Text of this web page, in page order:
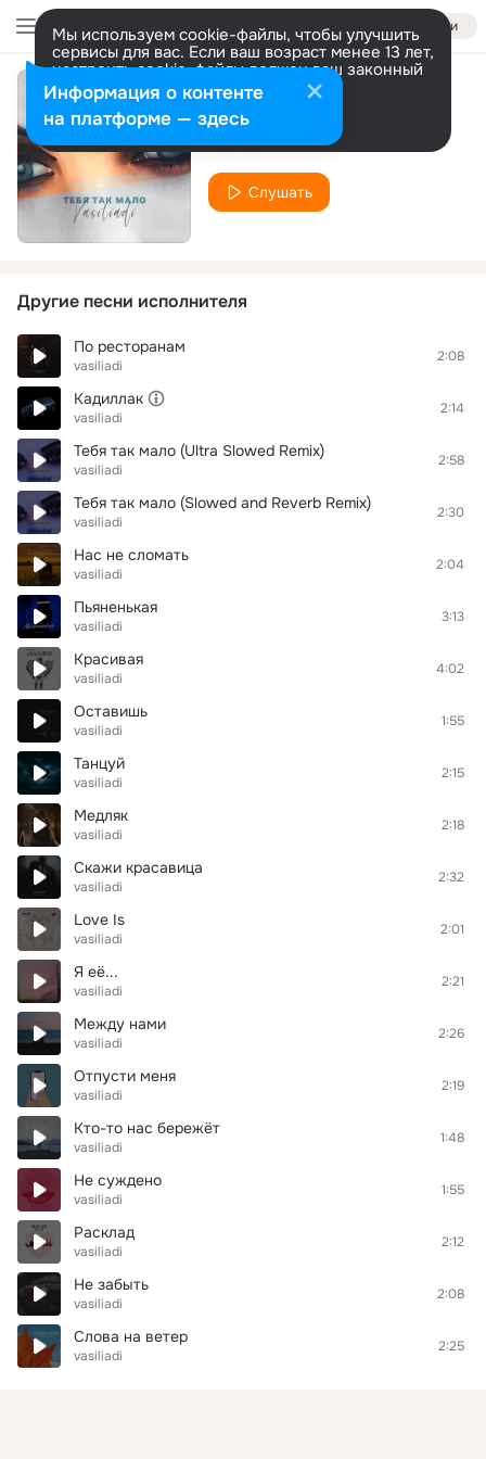
Войти
Мы используем cookie-файлы, чтобы улучшить
сервисы для вас. Если ваш возраст менее 13 лет,
настроить cookie-файлы должен ваш законный
представитель. Больше информации
Разрешить все Настроить
Тебя так мало
vasiliadi
Слушать
Другие песни исполнителя
По ресторанам
vasiliadi
2:08
Кадиллак
vasiliadi
2:14
Тебя так мало (Ultra Slowed Remix)
vasiliadi
2:58
Тебя так мало (Slowed and Reverb Remix)
vasiliadi
2:30
Нас не сломать
vasiliadi
2:04
Пьяненькая
vasiliadi
3:13
Красивая
vasiliadi
4:02
Оставишь
vasiliadi
1:55
Танцуй
vasiliadi
2:15
Медляк
vasiliadi
2:18
Скажи красавица
vasiliadi
2:32
Love Is
vasiliadi
2:01
Я её...
vasiliadi
2:21
Между нами
vasiliadi
2:26
Отпусти меня
vasiliadi
2:19
Кто-то нас бережёт
vasiliadi
1:48
Не суждено
vasiliadi
1:55
Расклад
vasiliadi
2:12
Не забыть
vasiliadi
2:08
Слова на ветер
vasiliadi
2:25
Информация о контенте
на платформе — здесь